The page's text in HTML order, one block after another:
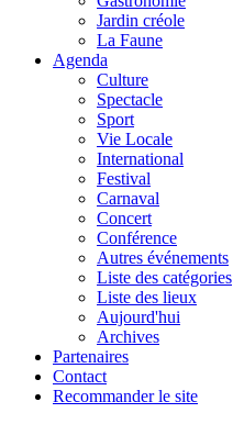
Jardin créole
La Faune
Agenda
Culture
Spectacle
Sport
Vie Locale
International
Festival
Carnaval
Concert
Conférence
Autres événements
Liste des catégories
Liste des lieux
Aujourd'hui
Archives
Partenaires
Contact
Recommander le site